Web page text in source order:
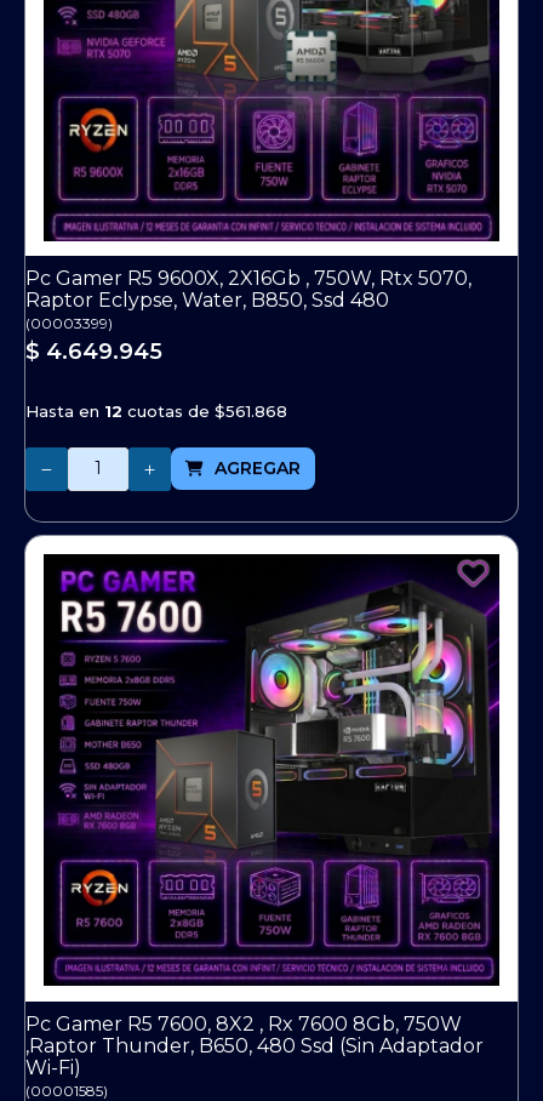
Pc Gamer R5 9600X, 2X16Gb , 750W, Rtx 5070,
Raptor Eclypse, Water, B850, Ssd 480
(00003399)
$ 4.649.945
Hasta en 12 cuotas de $561.868
AGREGAR
Pc Gamer R5 7600, 8X2 , Rx 7600 8Gb, 750W
,Raptor Thunder, B650, 480 Ssd (Sin Adaptador
Wi-Fi)
(00001585)